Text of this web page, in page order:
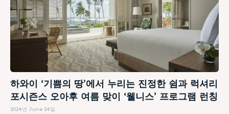
하와이 ‘기쁨의 땅’에서 누리는 진정한 쉼과 럭셔리
포시즌스 오아후 여름 맞이 ‘웰니스’ 프로그램 런칭
2024년 June 24일